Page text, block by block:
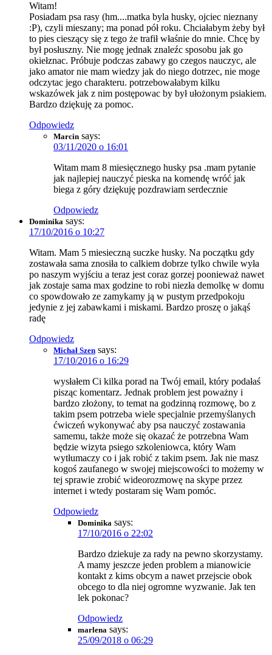
Witam!
Posiadam psa rasy (hm....matka byla husky, ojciec nieznany
:P), czyli mieszany; ma ponad pół roku. Chciałabym żeby był
to pies cieszący się z tego że trafił właśnie do mnie. Chcę by
był posłuszny. Nie mogę jednak znaleźc sposobu jak go
okiełznac. Próbuje podczas zabawy go czegos nauczyc, ale
jako amator nie mam wiedzy jak do niego dotrzec, nie moge
odczytac jego charakteru. potrzebowałabym kilku
wskazówek jak z nim postępowac by był ułożonym psiakiem.
Bardzo dziękuję za pomoc.
Odpowiedz
Marcin says:
03/11/2020 o 16:01
Witam mam 8 miesięcznego husky psa .mam pytanie
jak najlepiej nauczyć pieska na komendę wróć jak
biega z góry dziękuję pozdrawiam serdecznie
Odpowiedz
Dominika says:
17/10/2016 o 10:27
Witam. Mam 5 miesieczną suczke husky. Na początku gdy
zostawała sama znosiła to calkiem dobrze tylko chwile wyła
po naszym wyjściu a teraz jest coraz gorzej poonieważ nawet
jak zostaje sama max godzine to robi niezła demolkę w domu
co spowdowało ze zamykamy ją w pustym przedpokoju
jedynie z jej zabawkami i miskami. Bardzo proszę o jakąś
radę
Odpowiedz
Michał Szen says:
17/10/2016 o 16:29
wysłałem Ci kilka porad na Twój email, który podałaś
pisząc komentarz. Jednak problem jest poważny i
bardzo złożony, to temat na godzinną rozmowę, bo z
takim psem potrzeba wiele specjalnie przemyślanych
ćwiczeń wykonywać aby psa nauczyć zostawania
samemu, także może się okazać że potrzebna Wam
będzie wizyta psiego szkoleniowca, który Wam
wytłumaczy co i jak robić z takim psem. Jak nie masz
kogoś zaufanego w swojej miejscowości to możemy w
tej sprawie zrobić wideorozmowę na skype przez
internet i wtedy postaram się Wam pomóc.
Odpowiedz
Dominika says:
17/10/2016 o 22:02
Bardzo dziekuje za rady na pewno skorzystamy.
A mamy jeszcze jeden problem a mianowicie
kontakt z kims obcym a nawet przejscie obok
obcego to dla niej ogromne wyzwanie. Jak ten
lek pokonac?
Odpowiedz
marlena says:
25/09/2018 o 06:29